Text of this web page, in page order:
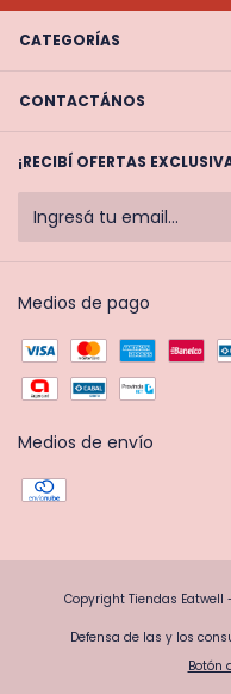
CATEGORÍAS
CONTACTÁNOS
¡RECIBÍ OFERTAS
Medios de pago
Medios de envío
Copyright Tiendas Eatwell
Defensa de las y los
Botón